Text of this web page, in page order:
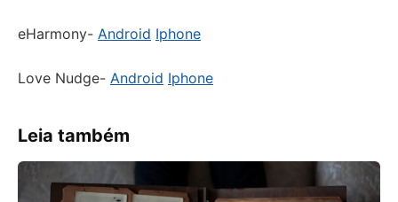
eHarmony- Android Iphone
Love Nudge- Android Iphone
Leia também